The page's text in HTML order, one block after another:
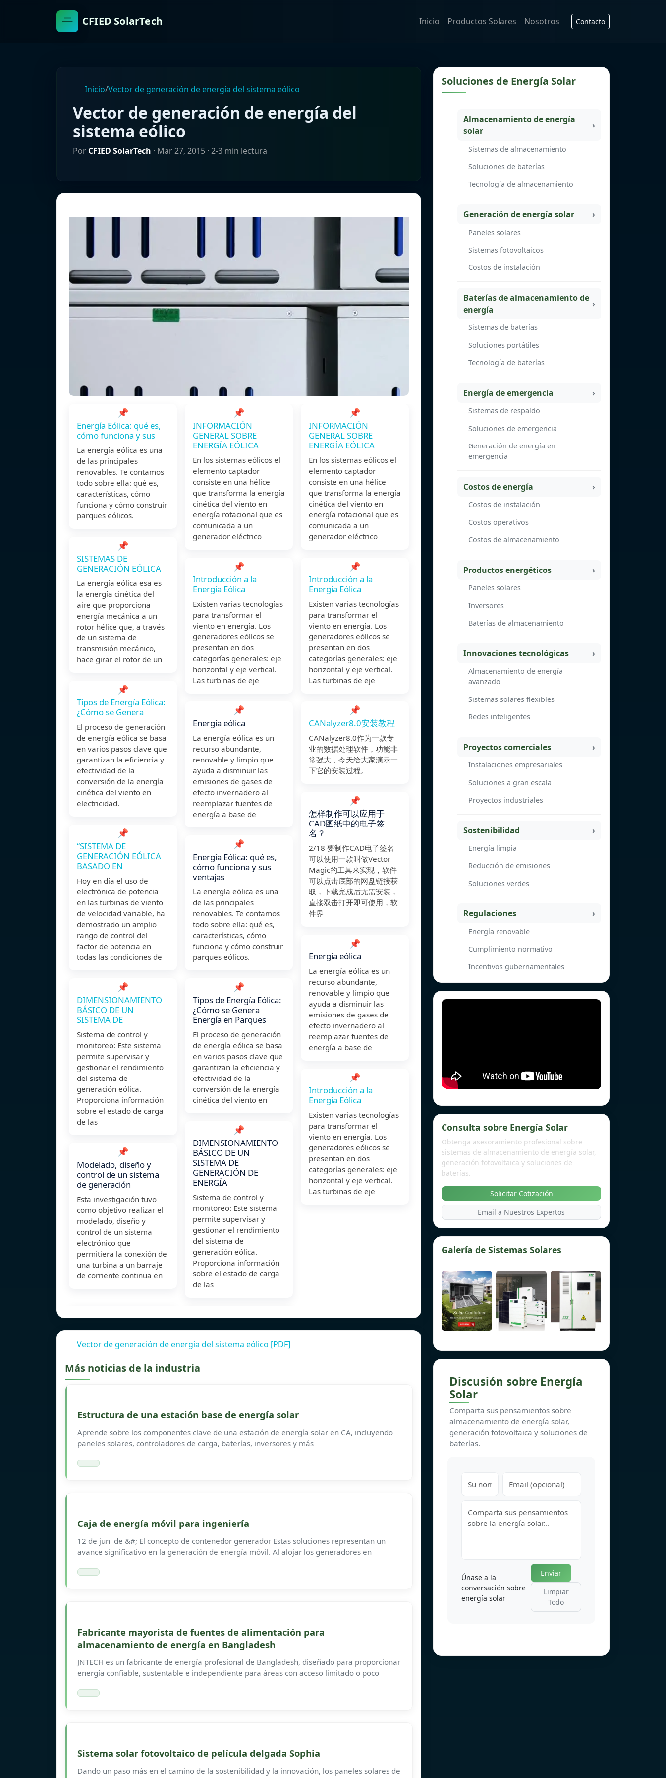
CFIED SolarTech Inicio Productos Solares Nosotros Contacto
Inicio/Vector de generación de energía del sistema eólico
Vector de generación de energía del
sistema eólico
Por CFIED SolarTech · Mar 27, 2015 · 2-3 min lectura
📌
Energía Eólica: qué es,
cómo funciona y sus
La energía eólica es una
de las principales
renovables. Te contamos
todo sobre ella: qué es,
características, cómo
funciona y cómo construir
parques eólicos.
📌
SISTEMAS DE
GENERACIÓN EÓLICA
La energía eólica esa es
la energía cinética del
aire que proporciona
energía mecánica a un
rotor hélice que, a través
de un sistema de
transmisión mecánico,
hace girar el rotor de un
📌
Tipos de Energía Eólica:
¿Cómo se Genera
El proceso de generación
de energía eólica se basa
en varios pasos clave que
garantizan la eficiencia y
efectividad de la
conversión de la energía
cinética del viento en
electricidad.
📌
“SISTEMA DE
GENERACIÓN EÓLICA
BASADO EN
Hoy en día el uso de
electrónica de potencia
en las turbinas de viento
de velocidad variable, ha
demostrado un amplio
rango de control del
factor de potencia en
todas las condiciones de
📌
DIMENSIONAMIENTO
BÁSICO DE UN
SISTEMA DE
Sistema de control y
monitoreo: Este sistema
permite supervisar y
gestionar el rendimiento
del sistema de
generación eólica.
Proporciona información
sobre el estado de carga
de las
📌
Modelado, diseño y
control de un sistema
de generación
Esta investigación tuvo
como objetivo realizar el
modelado, diseño y
control de un sistema
electrónico que
permitiera la conexión de
una turbina a un barraje
de corriente continua en
📌
INFORMACIÓN
GENERAL SOBRE
ENERGÍA EÓLICA
En los sistemas eólicos el
elemento captador
consiste en una hélice
que transforma la energía
cinética del viento en
energía rotacional que es
comunicada a un
generador eléctrico
📌
Introducción a la
Energía Eólica
Existen varias tecnologías
para transformar el
viento en energía. Los
generadores eólicos se
presentan en dos
categorías generales: eje
horizontal y eje vertical.
Las turbinas de eje
📌
Energía eólica
La energía eólica es un
recurso abundante,
renovable y limpio que
ayuda a disminuir las
emisiones de gases de
efecto invernadero al
reemplazar fuentes de
energía a base de
📌
Energía Eólica: qué es,
cómo funciona y sus
ventajas
La energía eólica es una
de las principales
renovables. Te contamos
todo sobre ella: qué es,
características, cómo
funciona y cómo construir
parques eólicos.
📌
Tipos de Energía Eólica:
¿Cómo se Genera
Energía en Parques
El proceso de generación
de energía eólica se basa
en varios pasos clave que
garantizan la eficiencia y
efectividad de la
conversión de la energía
cinética del viento en
📌
DIMENSIONAMIENTO
BÁSICO DE UN
SISTEMA DE
GENERACIÓN DE
ENERGÍA
Sistema de control y
monitoreo: Este sistema
permite supervisar y
gestionar el rendimiento
del sistema de
generación eólica.
Proporciona información
sobre el estado de carga
de las
📌
INFORMACIÓN
GENERAL SOBRE
ENERGÍA EÓLICA
En los sistemas eólicos el
elemento captador
consiste en una hélice
que transforma la energía
cinética del viento en
energía rotacional que es
comunicada a un
generador eléctrico
📌
Introducción a la
Energía Eólica
Existen varias tecnologías
para transformar el
viento en energía. Los
generadores eólicos se
presentan en dos
categorías generales: eje
horizontal y eje vertical.
Las turbinas de eje
📌
CANalyzer8.0安装教程
CANalyzer8.0作为一款专
业的数据处理软件，功能非
常强大，今天给大家演示一
下它的安装过程。
📌
怎样制作可以应用于
CAD图纸中的电子签
名？
2/18 要制作CAD电子签名
可以使用一款叫做Vector
Magic的工具来实现，软件
可以点击底部的网盘链接获
取，下载完成后无需安装，
直接双击打开即可使用，软
件界
📌
Energía eólica
La energía eólica es un
recurso abundante,
renovable y limpio que
ayuda a disminuir las
emisiones de gases de
efecto invernadero al
reemplazar fuentes de
energía a base de
📌
Introducción a la
Energía Eólica
Existen varias tecnologías
para transformar el
viento en energía. Los
generadores eólicos se
presentan en dos
categorías generales: eje
horizontal y eje vertical.
Las turbinas de eje
Vector de generación de energía del sistema eólico [PDF]
Más noticias de la industria
Estructura de una estación base de energía solar
Aprende sobre los componentes clave de una estación de energía solar en CA, incluyendo
paneles solares, controladores de carga, baterías, inversores y más
Caja de energía móvil para ingeniería
12 de jun. de &#; El concepto de contenedor generador Estas soluciones representan un
avance significativo en la generación de energía móvil. Al alojar los generadores en
Fabricante mayorista de fuentes de alimentación para
almacenamiento de energía en Bangladesh
JNTECH es un fabricante de energía profesional de Bangladesh, diseñado para proporcionar
energía confiable, sustentable e independiente para áreas con acceso limitado o poco
Sistema solar fotovoltaico de película delgada Sophia
Dando un paso más en el camino de la sostenibilidad y la innovación, los paneles solares de
Soluciones de Energía Solar
Almacenamiento de energía
solar
Sistemas de almacenamiento
Soluciones de baterías
Tecnología de almacenamiento
Generación de energía solar
Paneles solares
Sistemas fotovoltaicos
Costos de instalación
Baterías de almacenamiento de
energía
Sistemas de baterías
Soluciones portátiles
Tecnología de baterías
Energía de emergencia
Sistemas de respaldo
Soluciones de emergencia
Generación de energía en
emergencia
Costos de energía
Costos de instalación
Costos operativos
Costos de almacenamiento
Productos energéticos
Paneles solares
Inversores
Baterías de almacenamiento
Innovaciones tecnológicas
Almacenamiento de energía
avanzado
Sistemas solares flexibles
Redes inteligentes
Proyectos comerciales
Instalaciones empresariales
Soluciones a gran escala
Proyectos industriales
Sostenibilidad
Energía limpia
Reducción de emisiones
Soluciones verdes
Regulaciones
Energía renovable
Cumplimiento normativo
Incentivos gubernamentales
Consulta sobre Energía Solar
Obtenga asesoramiento profesional sobre
sistemas de almacenamiento de energía solar,
generación fotovoltaica y soluciones de
baterías.
Solicitar Cotización
Email a Nuestros Expertos
Galería de Sistemas Solares
Discusión sobre Energía
Solar
Comparta sus pensamientos sobre
almacenamiento de energía solar,
generación fotovoltaica y soluciones de
baterías.
Únase a la
conversación sobre
energía solar
Enviar
Limpiar
Todo